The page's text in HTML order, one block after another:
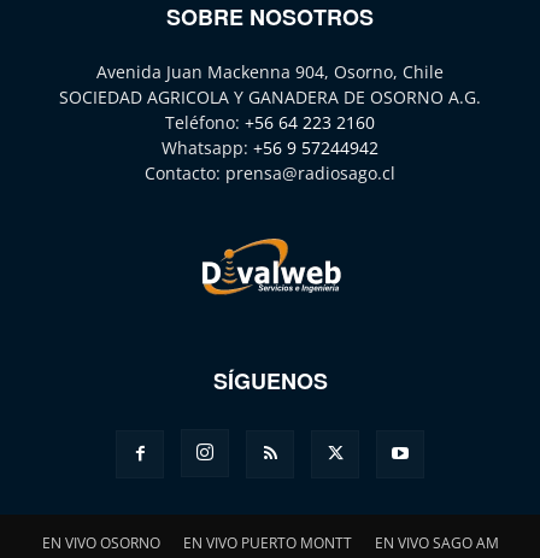
SOBRE NOSOTROS
Avenida Juan Mackenna 904, Osorno, Chile
SOCIEDAD AGRICOLA Y GANADERA DE OSORNO A.G.
Teléfono: +56 64 223 2160
Whatsapp: +56 9 57244942
Contacto: prensa@radiosago.cl
SÍGUENOS
EN VIVO OSORNO EN VIVO PUERTO MONTT EN VIVO SAGO AM